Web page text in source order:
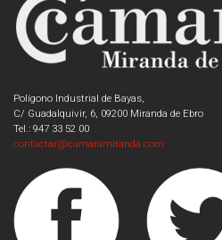
Polígono Industrial de Bayas,
C/ Guadalquivir, 6, 09200 Miranda de Ebro
Tel.: 947 33 52 00
contactar@camaramiranda.com